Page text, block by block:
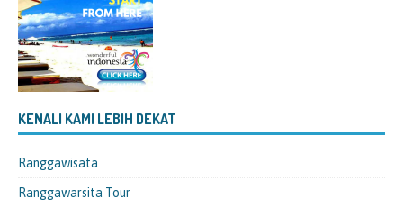
KENALI KAMI LEBIH DEKAT
Ranggawisata
Ranggawarsita Tour